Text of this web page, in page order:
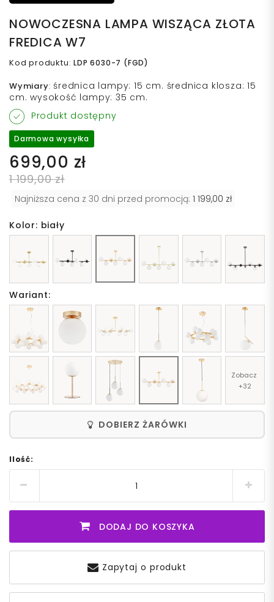
NOWOCZESNA LAMPA WISZĄCA ZŁOTA
FREDICA W7
Kod produktu:LDP 6030-7 (FGD)
Wymiary: średnica lampy: 15 cm. średnica klosza: 15
cm. wysokość lampy: 35 cm.
Produkt dostępny
Darmowa wysyłka
699,00 zł
1 199,00 zł
Najniższa cena z 30 dni przed promocją: 1 199,00 zł
Kolor: biały
Wariant:
Zobacz
+32
DOBIERZ ŻARÓWKI
Ilość:
DODAJ DO KOSZYKA
Zapytaj o produkt